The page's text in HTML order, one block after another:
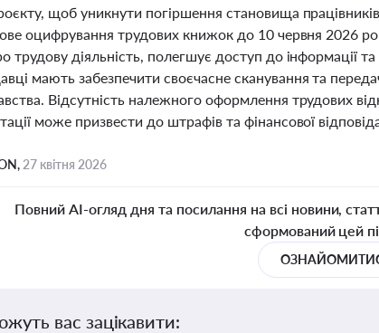
щоб уникнути погіршення становища
оцифрування трудових книжок до 10 червня 2026
трудову діяльність, полегшує доступ до інформації
мають забезпечити своєчасне сканування та
Відсутність належного оформлення трудових
може призвести до штрафів та фінансової
27 квітня 2026
Повний AI-огляд дня та посилання на всі новини,
сформований цей
вас зацікавити: